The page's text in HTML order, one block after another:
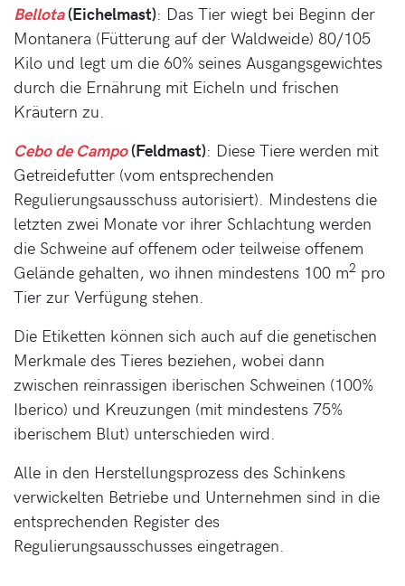
Bellota(Eichelmast): Das Tier wiegt bei Beginn der
Montanera (Fütterung auf der Waldweide) 80/105
Kilo und legt um die 60% seines Ausgangsgewichtes
durch die Ernährung mit Eicheln und frischen
Kräutern zu.
Cebo de Campo(Feldmast): Diese Tiere werden mit
Getreidefutter (vom entsprechenden
Regulierungsausschuss autorisiert). Mindestens die
letzten zwei Monate vor ihrer Schlachtung werden
die Schweine auf offenem oder teilweise offenem
Gelände gehalten, wo ihnen mindestens 100 m2 pro
Tier zur Verfügung stehen.
Die Etiketten können sich auch auf die genetischen
Merkmale des Tieres beziehen, wobei dann
zwischen reinrassigen iberischen Schweinen (100%
Iberico) und Kreuzungen (mit mindestens 75%
iberischem Blut) unterschieden wird.
Alle in den Herstellungsprozess des Schinkens
verwickelten Betriebe und Unternehmen sind in die
entsprechenden Register des
Regulierungsausschusses eingetragen.